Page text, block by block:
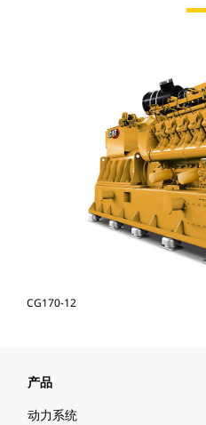
CG170-12
产品
动力系统